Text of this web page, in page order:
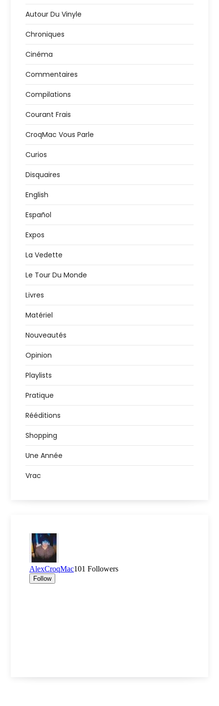
Autour Du Vinyle
Chroniques
Cinéma
Commentaires
Compilations
Courant Frais
CroqMac Vous Parle
Curios
Disquaires
English
Español
Expos
La Vedette
Le Tour Du Monde
Livres
Matériel
Nouveautés
Opinion
Playlists
Pratique
Rééditions
Shopping
Une Année
Vrac